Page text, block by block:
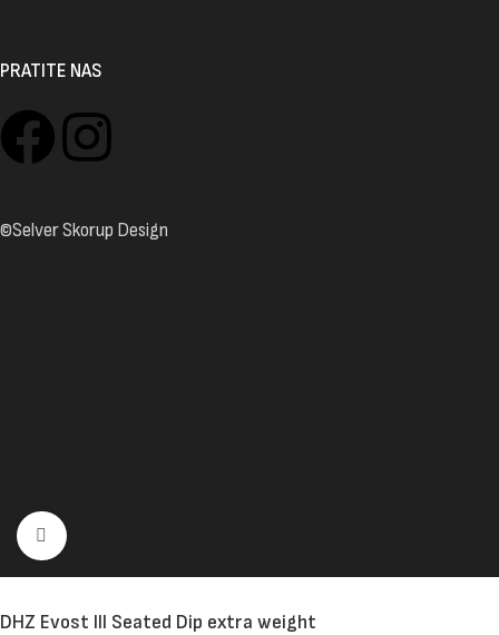
Click to enlarge
PRATITE NAS
©Selver Skorup Design
DHZ Evost III Seated Dip extra weight